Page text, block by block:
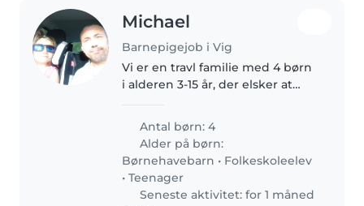
Michael
Barnepigejob i Vig
Vi er en travl familie med 4 børn
i alderen 3-15 år, der elsker at
Vi søger en barnlige, der er
komfortabel med kæledyr og
madlavning. Vi bor i et..
Antal børn: 4
Alder på børn:
Børnehavebarn • Folkeskoleelev
•Teenager
Seneste aktivitet: for 1 måned